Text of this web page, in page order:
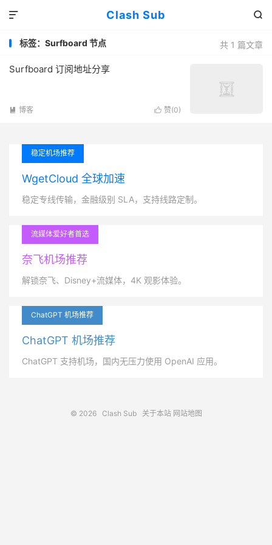
Clash Sub 

共 1 篇文章
标签：Surfboard 节点
Surfboard 订阅地址分享
 赞(0)
 博客
稳定机场推荐
WgetCloud 全球加速
稳定专线传输，金融级别 SLA，支持线路定制。
流媒体爱好者首选
奈飞机场推荐
解锁奈飞、Disney+流媒体，4K 观影体验。
ChatGPT 机场推荐
ChatGPT 机场推荐
ChatGPT 支持机场，国内无压力使用 OpenAI 应用。
© 2026 Clash Sub 关于本站 网站地图